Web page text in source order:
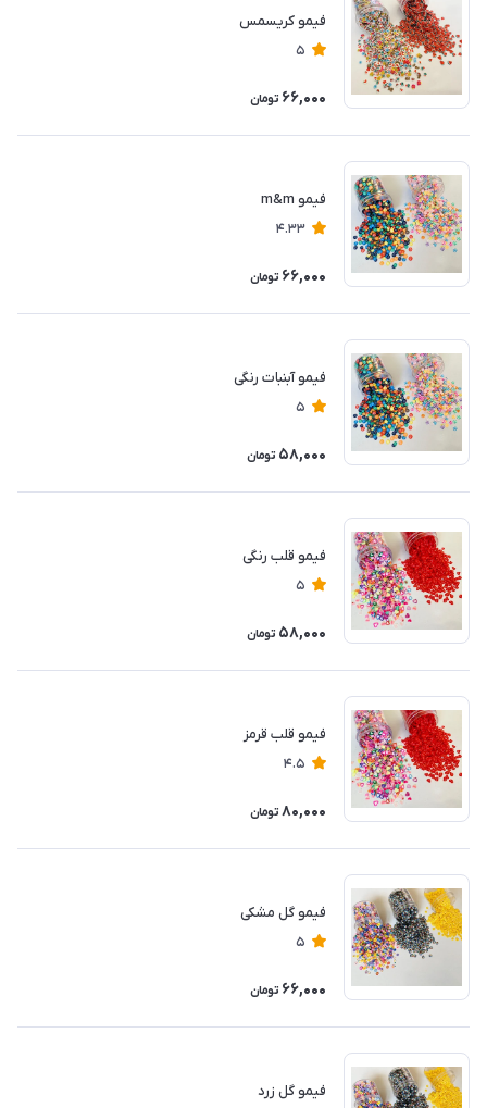
فیمو کریسمس
5
66,000 تومان
فیمو m&m
4.33
66,000 تومان
فیمو آبنبات رنگی
5
58,000 تومان
فیمو قلب رنگی
5
58,000 تومان
فیمو قلب قرمز
4.5
80,000 تومان
فیمو گل مشکی
5
66,000 تومان
فیمو گل زرد